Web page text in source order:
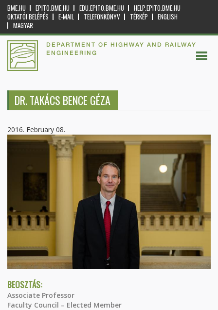
BME.HU EPITO.BME.HU EDU.EPITO.BME.HU
HELP.EPITO.BME.HU
OKTATÓI BELÉPÉS
E-MAIL TELEFONKÖNYV TÉRKÉP
ENGLISH
MAGYAR
DEPARTMENT OF HIGHWAY AND RAILWAY
ENGINEERING
DR. TAKÁCS BENCE GÉZA
2016. February 08.
BEOSZTÁS:
Associate Professor
Faculty Council – Elected Member